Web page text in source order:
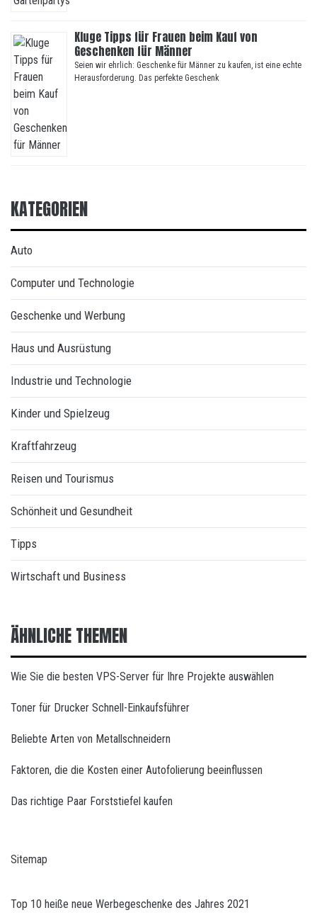
Kluge Tipps für Frauen beim Kauf von
Geschenken für Männer
Seien wir ehrlich: Geschenke für Männer zu kaufen, ist eine echte
Herausforderung. Das perfekte Geschenk
KATEGORIEN
Auto
Computer und Technologie
Geschenke und Werbung
Haus und Ausrüstung
Industrie und Technologie
Kinder und Spielzeug
Kraftfahrzeug
Reisen und Tourismus
Schönheit und Gesundheit
Tipps
Wirtschaft und Business
ÄHNLICHE THEMEN
Wie Sie die besten VPS-Server für Ihre Projekte auswählen
Toner für Drucker Schnell-Einkaufsführer
Beliebte Arten von Metallschneidern
Faktoren, die die Kosten einer Autofolierung beeinflussen
Das richtige Paar Forststiefel kaufen
Sitemap
Top 10 heiße neue Werbegeschenke des Jahres 2021